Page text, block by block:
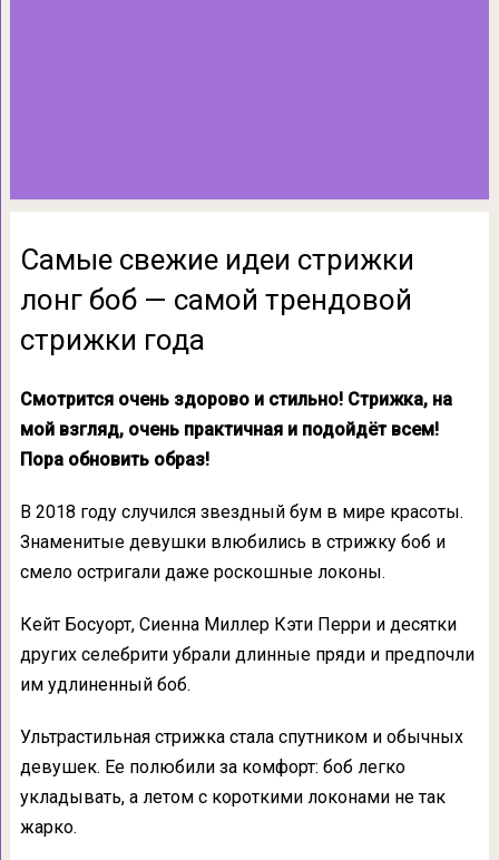
Самые свежие идеи стрижки
лонг боб — самой трендовой
стрижки года
Смотрится очень здорово и стильно! Стрижка, на
мой взгляд, очень практичная и подойдёт всем!
Пора обновить образ!
В 2018 году случился звездный бум в мире красоты.
Знаменитые девушки влюбились в стрижку боб и
смело остригали даже роскошные локоны.
Кейт Босуорт, Сиенна Миллер Кэти Перри и десятки
других селебрити убрали длинные пряди и предпочли
им удлиненный боб.
Ультрастильная стрижка стала спутником и обычных
девушек. Ее полюбили за комфорт: боб легко
укладывать, а летом с короткими локонами не так
жарко.